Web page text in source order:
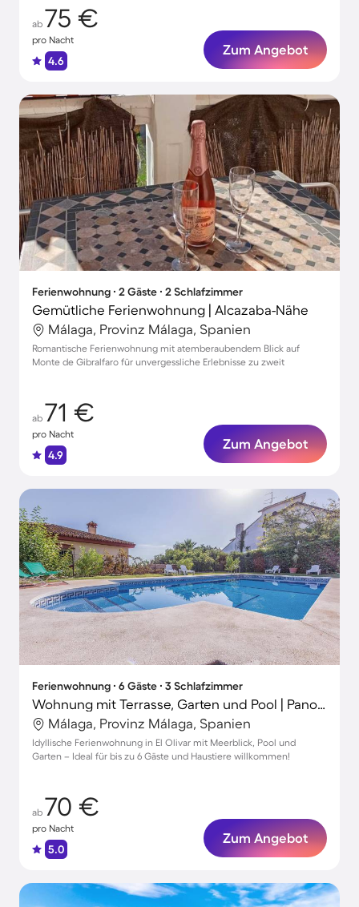
ab 75 €
pro Nacht
4.6
Zum Angebot
Ferienwohnung ∙ 2 Gäste ∙ 2 Schlafzimmer
Gemütliche Ferienwohnung | Alcazaba-Nähe
Málaga, Provinz Málaga, Spanien
Romantische Ferienwohnung mit atemberaubendem Blick auf
Monte de Gibralfaro für unvergessliche Erlebnisse zu zweit
ab 71 €
pro Nacht
4.9
Zum Angebot
Ferienwohnung ∙ 6 Gäste ∙ 3 Schlafzimmer
Wohnung mit Terrasse, Garten und Pool | Panoramablick | Hunde erlaubt
Málaga, Provinz Málaga, Spanien
Idyllische Ferienwohnung in El Olivar mit Meerblick, Pool und
Garten – Ideal für bis zu 6 Gäste und Haustiere willkommen!
ab 70 €
pro Nacht
5.0
Zum Angebot